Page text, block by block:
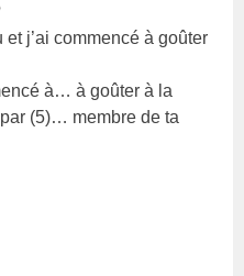
j’ai commencé à goûter
à… à goûter à la
(5)… membre de ta